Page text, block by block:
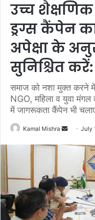
उच्च
ड्रग्स कैंपेन
अपेक्षा के
सुनिश्चित
समाज को नशा मुक्त करने
NGO, महिला व युवा मंगल
में जागरूकता कैंपेन भी
Kamal Mishra
SendJuly